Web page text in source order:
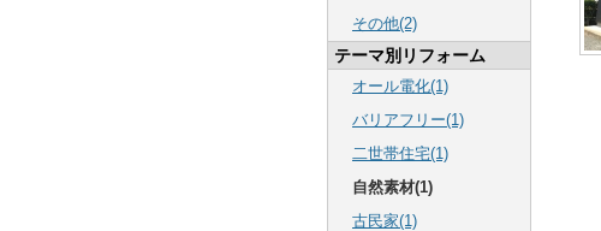
その他(2)
テーマ別リフォーム
オール電化(1)
バリアフリー(1)
二世帯住宅(1)
自然素材(1)
古民家(1)